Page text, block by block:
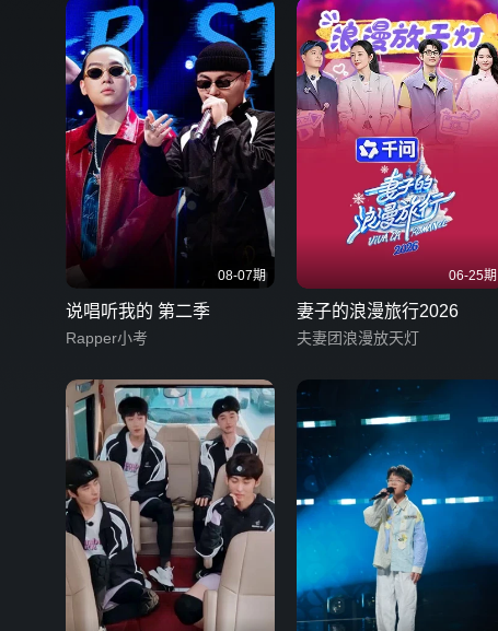
08-07期
说唱听我的 第二季
Rapper小考
06-25期
妻子的浪漫旅行2026
夫妻团浪漫放天灯